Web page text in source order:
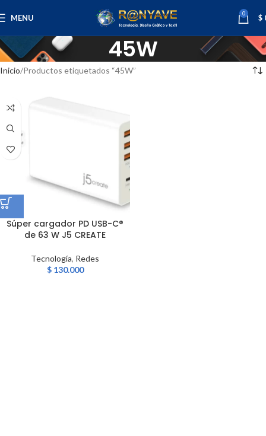
MENU 0 $
45W
Inicio Productos etiquetados “45W”
Súper cargador PD USB-C®
de 63 W J5 CREATE
Tecnología, Redes
$130.000